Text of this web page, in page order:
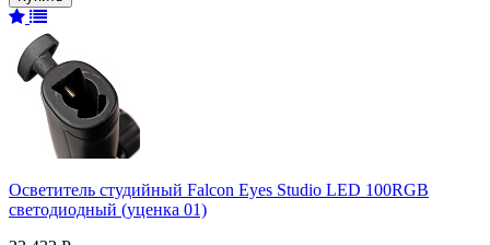
Осветитель студийный Falcon Eyes Studio LED 100RGB
светодиодный (уценка 01)